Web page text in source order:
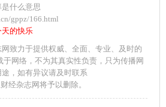
什么意思
gppz/166.html
的快乐
致力于提供权威、全面、专业、及时的
于网络，不为其真实性负责，只为传播网
，如有异议请及时联系
经杂志网将予以删除。